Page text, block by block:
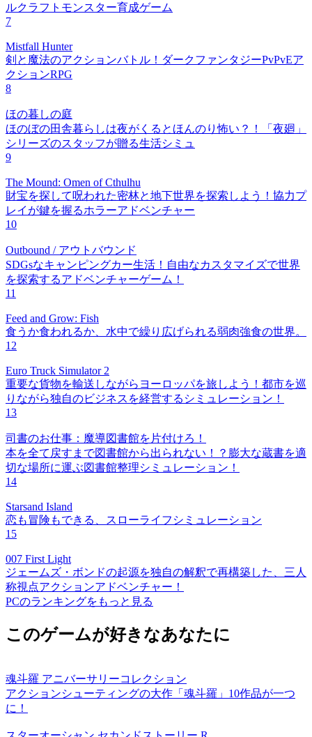
ルクラフトモンスター育成ゲーム
7
Mistfall Hunter
剣と魔法のアクションバトル！ダークファンタジーPvPvEア
クションRPG
8
ほの暮しの庭
ほのぼの田舎暮らしは夜がくるとほんのり怖い？！「夜廻」
シリーズのスタッフが贈る生活シミュ
9
The Mound: Omen of Cthulhu
財宝を探して呪われた密林と地下世界を探索しよう！協力プ
レイが鍵を握るホラーアドベンチャー
10
Outbound / アウトバウンド
SDGsなキャンピングカー生活！自由なカスタマイズで世界
を探索するアドベンチャーゲーム！
11
Feed and Grow: Fish
食うか食われるか、水中で繰り広げられる弱肉強食の世界。
12
Euro Truck Simulator 2
重要な貨物を輸送しながらヨーロッパを旅しよう！都市を巡
りながら独自のビジネスを経営するシミュレーション！
13
司書のお仕事：魔導図書館を片付けろ！
本を全て戻すまで図書館から出られない！？膨大な蔵書を適
切な場所に運ぶ図書館整理シミュレーション！
14
Starsand Island
恋も冒険もできる、スローライフシミュレーション
15
007 First Light
ジェームズ・ボンドの起源を独自の解釈で再構築した、三人
称視点アクションアドベンチャー！
PCのランキングをもっと見る
このゲームが好きなあなたに
魂斗羅 アニバーサリーコレクション
アクションシューティングの大作「魂斗羅」10作品が一つ
に！